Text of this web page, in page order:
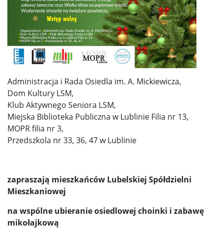
Administracja i Rada Osiedla im. A. Mickiewicza,
Dom Kultury LSM,
Klub Aktywnego Seniora LSM,
Miejska Biblioteka Publiczna w Lublinie Filia nr 13,
MOPR filia nr 3,
Przedszkola nr 33, 36, 47 w Lublinie
zapraszają mieszkańców Lubelskiej Spółdzielni
Mieszkaniowej
na wspólne ubieranie osiedlowej choinki i zabawę
mikołajkową